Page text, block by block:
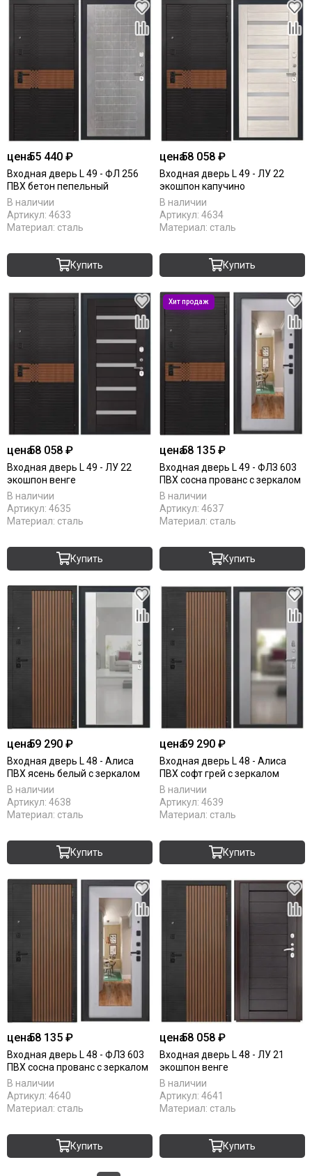
цена55 440 ₽
Входная дверь L 49 - ФЛ 256
ПВХ бетон пепельный
В наличии
Артикул: 4633
Материал: сталь
Купить
цена58 058 ₽
Входная дверь L 49 - ЛУ 22
экошпон капучино
В наличии
Артикул: 4634
Материал: сталь
Купить
цена58 058 ₽
Входная дверь L 49 - ЛУ 22
экошпон венге
В наличии
Артикул: 4635
Материал: сталь
Купить
цена58 135 ₽
Входная дверь L 49 - ФЛЗ 603
ПВХ сосна прованс с зеркалом
В наличии
Артикул: 4637
Материал: сталь
Купить
цена59 290 ₽
Входная дверь L 48 - Алиса
ПВХ ясень белый с зеркалом
В наличии
Артикул: 4638
Материал: сталь
Купить
цена59 290 ₽
Входная дверь L 48 - Алиса
ПВХ софт грей с зеркалом
В наличии
Артикул: 4639
Материал: сталь
Купить
цена58 135 ₽
Входная дверь L 48 - ФЛЗ 603
ПВХ сосна прованс с зеркалом
В наличии
Артикул: 4640
Материал: сталь
Купить
цена58 058 ₽
Входная дверь L 48 - ЛУ 21
экошпон венге
В наличии
Артикул: 4641
Материал: сталь
Купить